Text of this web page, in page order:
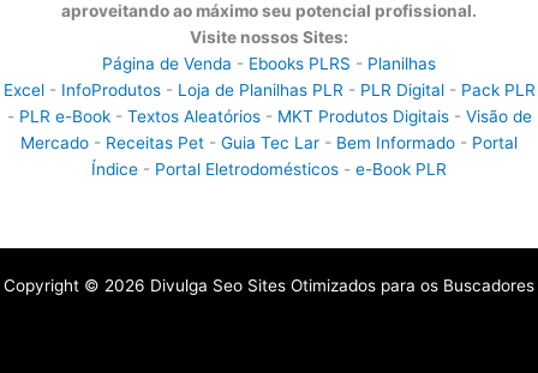
aproveitando ao máximo seu potencial profissional.
Visite nossos Sites:
Página de Venda - Ebooks PLRS - Planilhas
Excel- InfoProdutos- Loja de Planilhas PLR - PLR Digital- Pack PLR
- PLR e-Book- Textos Aleatórios- MKT Produtos Digitais- Visão de
Mercado - Receitas Pet - Guia Tec Lar - Bem Informado - Portal
Índice - Portal Eletrodomésticos - e-Book PLR
Copyright © 2026 Divulga Seo Sites Otimizados para os Buscadores